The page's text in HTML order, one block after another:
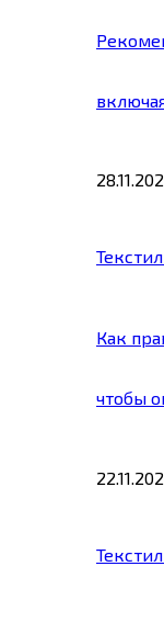
Как
чтобы